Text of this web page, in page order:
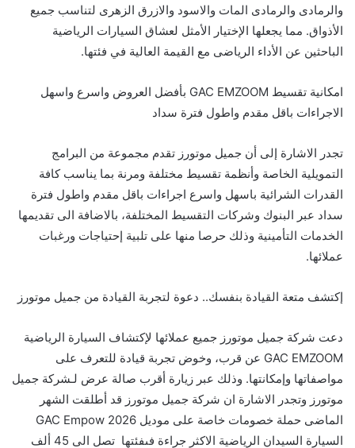
والرمادى والرمادى المات والاسود والازرق الزهرى لتناسب جميع
الأذواق. مما يجعلها الختيار الأمثل لعشاق السيارات الرياضية
الباحثين عن الأداء الرياضى مع القيمة العالية في فئتها.
امكانية تقسيط GAC EMZOOM بأفضل العروض واسرع واسهل
الاجراءات باقل مقدم واطول فترة سداد
تجدر الاشارة إلى أن جميل موتورز تقدم مجموعة من البرامج
التمويلية الخاصة وأنظمة تقسيط مختلفة ومرنة بما يناسب كافة
القدرات الشرائية باسهل واسرع اجراءات باقل مقدم واطول فترة
سداد عبر البنوك وشركات التقسيط المختلفة، بالاضافة الى تقديمها
الخدمات التأمينية وذلك حرصا منها على تلبية إحتياجات ورغبات
عملائها.
إكتشف متعة القيادة بنفسك.. دعوة لتجربة القيادة من جميل موتورز
دعت شركة جميل موتورز جميع عملائها لإكتشاف السيارة الرياضية
GAC EMZOOM عن قرب، وخوض تجربة قيادة للتعرف على
مواصفاتها وإمكانتها. وذلك عبر زيارة أقرب صالة عرض لـشركة جميل
موتورز وتجدر الاشارة ان شركة جميل موتورز قد أطلقت الشهر
الماضى حملة خصومات خاصة على موديل
السيارة السيدان الرياضية الاكثر جراءة فىفئتها
تصل الى 45 ألف